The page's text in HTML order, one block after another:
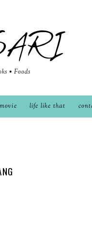
• Foods
movie life like that